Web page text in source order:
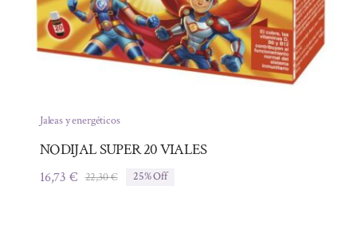
Jaleas y energéticos
NODIJAL SUPER 20 VIALES
22,30€El
16,73 €
El
25% Off